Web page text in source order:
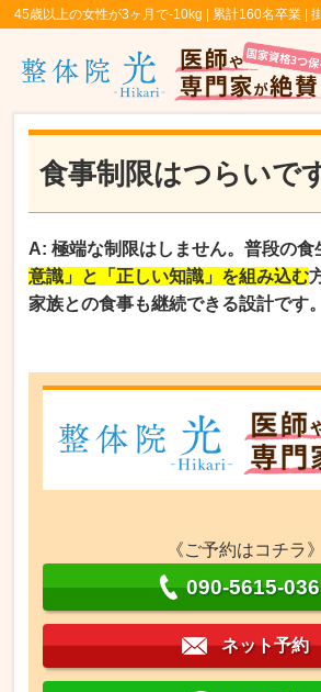
45歳以上の女性が3ヶ月で-10kg | 累計160名卒業 |
食事制限はつらいで
A: 極端な制限はしません。普段の食
意識」と「正しい知識」を組み込む
家族との食事も継続できる設計です。
《ご予約はコチラ》
090-5615-
ネット予約